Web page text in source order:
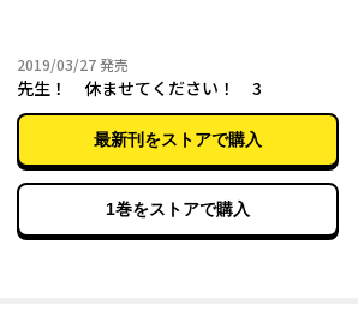
さぼりコメディ！ コミックス全③巻発売
2019/03/272019年03月27日
発売
先生！ 休ませてください！ 3
最新刊をストアで購入
1巻をストアで購入